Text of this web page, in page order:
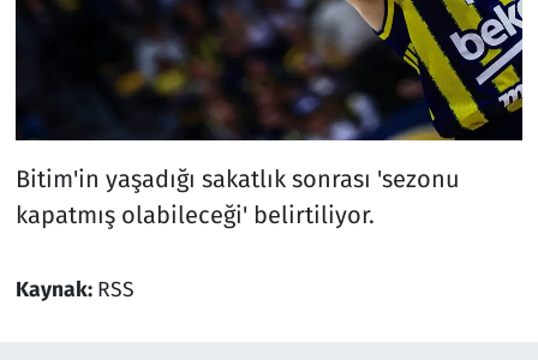
Bitim'in yaşadığı sakatlık sonrası 'sezonu
kapatmış olabileceği' belirtiliyor.
Kaynak: RSS